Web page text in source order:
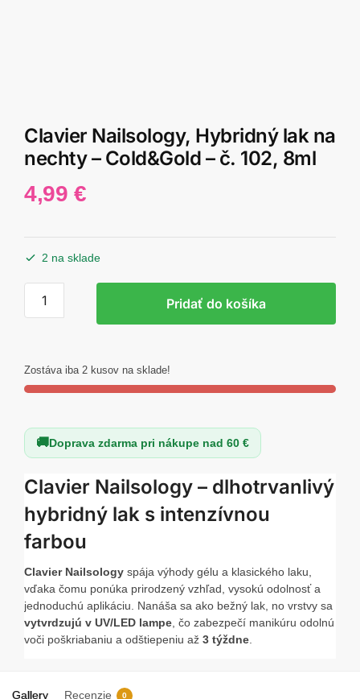
Clavier Nailsology, Hybridný lak na
nechty – Cold&Gold – č. 102, 8ml
4,99 €
Clavier Nailsology – dlhotrvanlivý
hybridný lak s intenzívnou
farbou
Clavier Nailsology spája výhody gélu a klasického laku,
vďaka čomu ponúka prirodzený vzhľad, vysokú odolnosť a
jednoduchú aplikáciu. Nanáša sa ako bežný lak, no vrstvy sa
vytvrdzujú v UV/LED lampe , čo zabezpečí manikúru odolnú
voči poškriabaniu a odštiepeniu až 3 týždne
2 na sklade
lak
na
–
Cold&Gold
č.
102,
8ml
Pridať do košíka
Zostáva iba 2 kusov na sklade!
Doprava zdarma pri nákupe nad 60 €
Gallery Recenzie 0